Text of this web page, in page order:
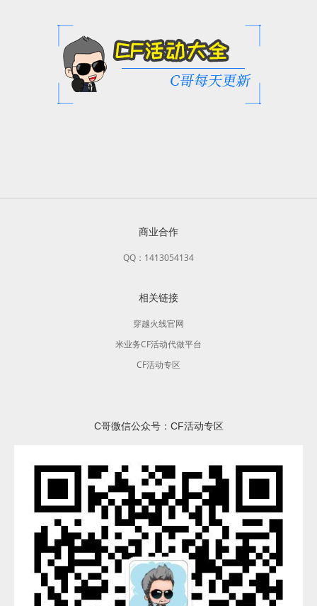
商业合作
QQ：1413054134
相关链接
穿越火线官网
米业务CF活动代做平台
CF活动专区
C哥微信公众号：CF活动专区